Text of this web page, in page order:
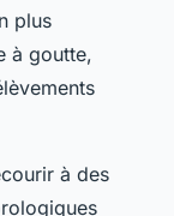
plus
à goutte,
à des